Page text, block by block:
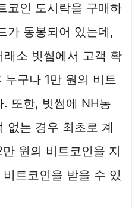
코인 도시락을 구매하
가 동봉되어 있는데,
소 빗썸에서 고객 확
구나 1만 원의 비트
또한, 빗썸에 NH농
없는 경우 최초로 계
원의 비트코인을 지
트코인을 받을 수 있